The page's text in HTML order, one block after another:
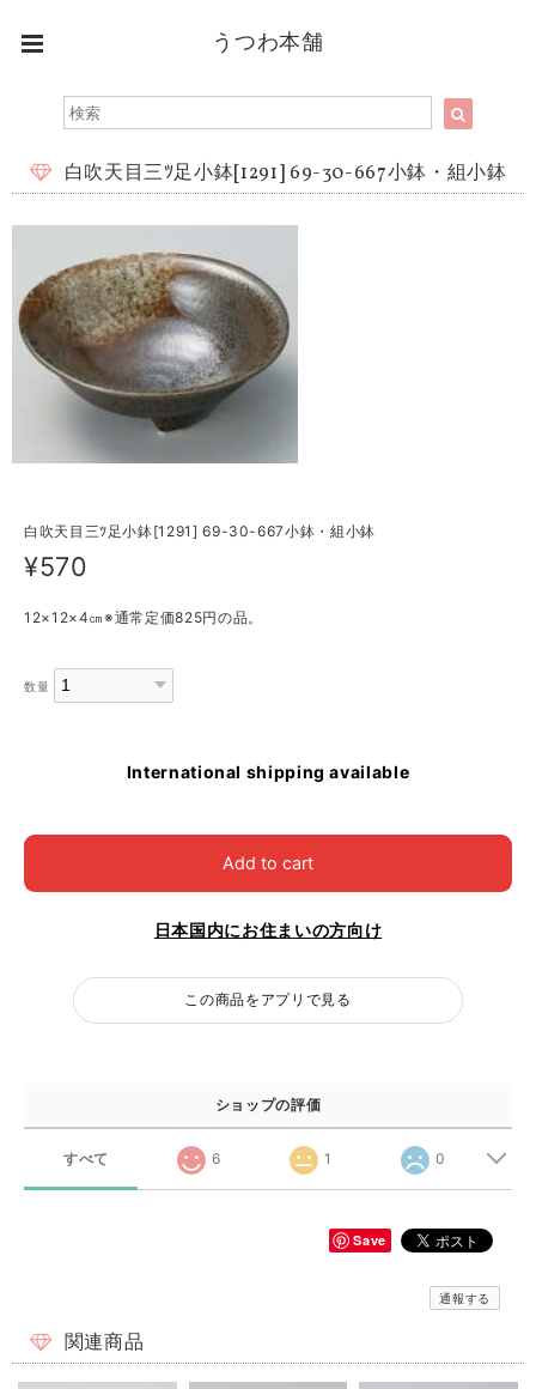
うつわ本舗
白吹天目三ﾂ足小鉢[1291] 69-30-667小鉢・組小鉢
白吹天目三ﾂ足小鉢[1291] 69-30-667小鉢・組小鉢
¥570
12×12×4㎝※通常定価825円の品。
数量
International shipping available
Add to cart
日本国内にお住まいの方向け
この商品をアプリで見る
ショップの評価
すべて 6 1 0
Save
通報する
関連商品